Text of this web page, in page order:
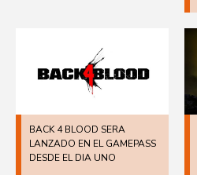
BACK 4 BLOOD SERA
LANZADO EN EL GAMEPASS
DESDE EL DIA UNO